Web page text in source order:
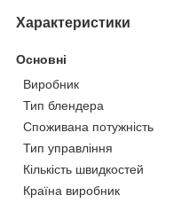
Характеристики
Основні
Виробник
Тип блендера
Споживана потужність
Тип управління
Кількість швидкостей
Країна виробник